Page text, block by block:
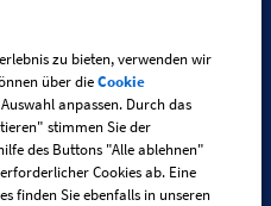
zu bieten, verwenden wir
über dieCookie
anpassen. Durch das
stimmen Sie der
des Buttons "Alle ablehnen"
Cookies ab. Eine
finden Sie ebenfalls in unseren